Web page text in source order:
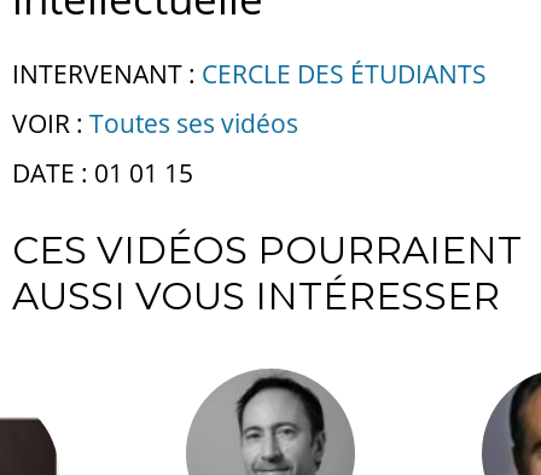
INTERVENANT : CERCLE DES ÉTUDIANTS
VOIR : Toutes ses vidéos
DATE : 01 01 15
CES VIDÉOS POURRAIENT
AUSSI VOUS INTÉRESSER